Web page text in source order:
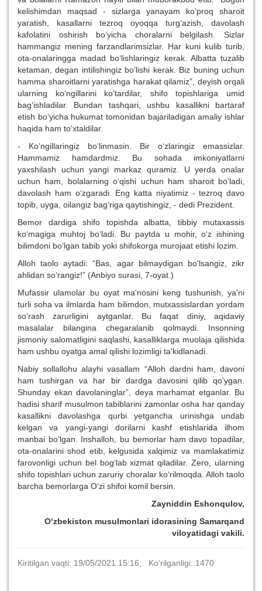
kelishimdan maqsad - sizlarga yanayam ko‘proq sharoit
yaratish, kasallarni tezroq oyoqqa turg‘azish, davolash
kafolatini oshirish bo‘yicha choralarni belgilash. Sizlar
hammangiz mening farzandlarimsizlar. Har kuni kulib turib,
ota-onalaringga madad bo‘lishlaringiz kerak. Albatta tuzalib
ketaman, degan intilishingiz bo‘lishi kerak. Biz buning uchun
hamma sharoitlarni yaratishga harakat qilamiz”, deyish orqali
ularning ko‘ngillarini ko‘tardilar, shifo topishlariga umid
bag‘ishladilar. Bundan tashqari, ushbu kasallikni bartaraf
etish bo‘yicha hukumat tomonidan bajariladigan amaliy ishlar
haqida ham to‘xtaldilar.
- Ko‘ngillaringiz bo‘linmasin. Bir o‘zlaringiz emassizlar.
Hammamiz hamdardmiz. Bu sohada imkoniyatlarni
yaxshilash uchun yangi markaz quramiz. U yerda onalar
uchun ham, bolalarning o‘qishi uchun ham sharoit bo‘ladi,
davolash ham o‘zgaradi. Eng katta niyatimiz - tezroq davo
topib, uyga, oilangiz bag‘riga qaytishingiz, - dedi Prezident.
Bemor dardiga shifo topishda albatta, tibbiy mutaxassis
ko‘magiga muhtoj bo‘ladi. Bu paytda u mohir, o‘z ishining
bilimdoni bo‘lgan tabib yoki shifokorga murojaat etishi lozim.
Alloh taolo aytadi: “Bas, agar bilmaydigan bo‘lsangiz, zikr
ahlidan so‘rangiz!” (Anbiyo surasi, 7-oyat.)
Mufassir ulamolar bu oyat ma'nosini keng tushunish, ya'ni
turli soha va ilmlarda ham bilimdon, mutxassislardan yordam
so‘rash zarurligini aytganlar. Bu faqat diniy, aqidaviy
masalalar bilangina chegaralanib qolmaydi. Insonning
jismoniy salomatligini saqlashi, kasalliklarga muolaja qilishida
ham ushbu oyatga amal qilishi lozimligi ta'kidlanadi.
Nabiy sollallohu alayhi vasallam “Alloh dardni ham, davoni
ham tushirgan va har bir dardga davosini qilib qo‘ygan.
Shunday ekan davolaninglar”, deya marhamat etganlar. Bu
hadisi sharif musulmon tabiblarini zamonlar osha har qanday
kasallikni davolashga qurbi yetgancha urinishga undab
kelgan va yangi-yangi dorilarni kashf etishlarida ilhom
manbai bo‘lgan. Inshalloh, bu bemorlar ham davo topadilar,
ota-onalarini shod etib, kelgusida xalqimiz va mamlakatimiz
farovonligi uchun bel bog‘lab xizmat qiladilar. Zero, ularning
shifo topishlari uchun zaruriy choralar ko‘rilmoqda. Alloh taolo
barcha bemorlarga O‘zi shifoi komil bersin.
Zayniddin Eshonqulov,
O‘zbekiston musulmonlari idorasining Samarqand
viloyatidagi vakili.
Kiritilgan vaqti: 19/05/2021 15:16; Ko‘rilganligi: 1470